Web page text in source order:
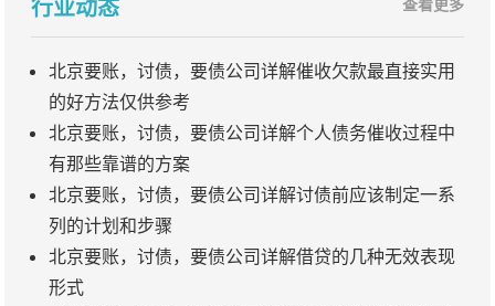
行业动态 查看更多
北京要账，讨债，要债公司详解催收欠款最直接实用
的好方法仅供参考
北京要账，讨债，要债公司详解个人债务催收过程中
有那些靠谱的方案
北京要账，讨债，要债公司详解讨债前应该制定一系
列的计划和步骤
北京要账，讨债，要债公司详解借贷的几种无效表现
形式